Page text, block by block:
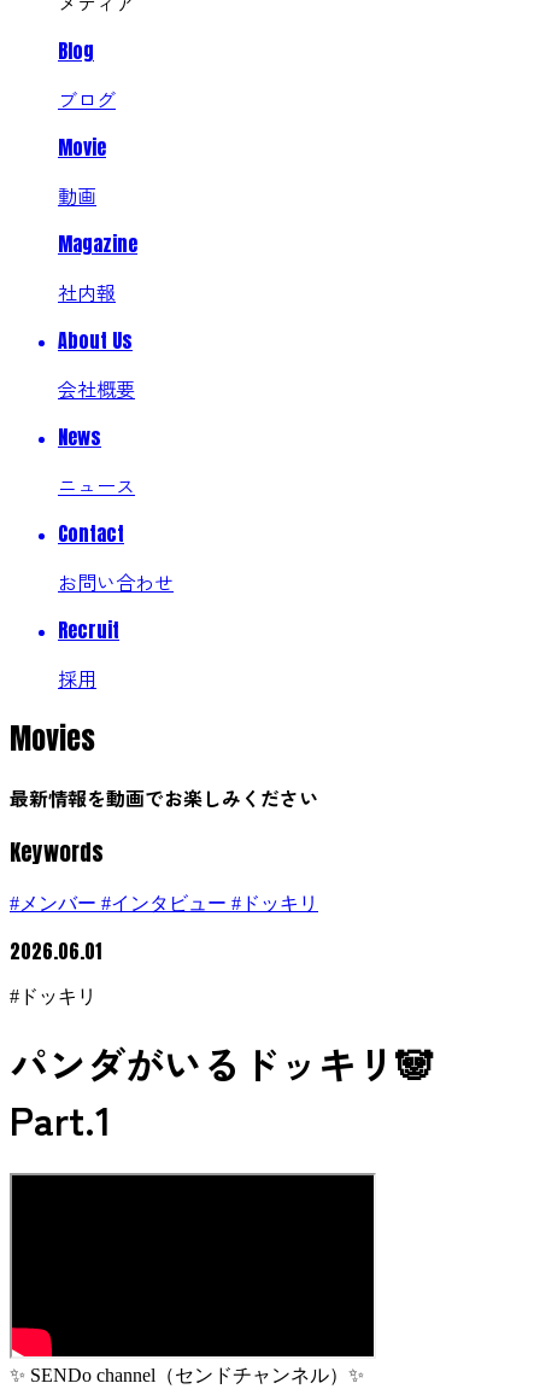
Blog
ブログ
Movie
動画
Magazine
社内報
About Us
会社概要
News
ニュース
Contact
お問い合わせ
Recruit
採用
Movies
最新情報を動画でお楽しみください
Keywords
#メンバー #インタビュー #ドッキリ
2026.06.01
#ドッキリ
パンダがいるドッキリ🐼
Part.1
✨ SENDo channel（センドチャンネル）✨